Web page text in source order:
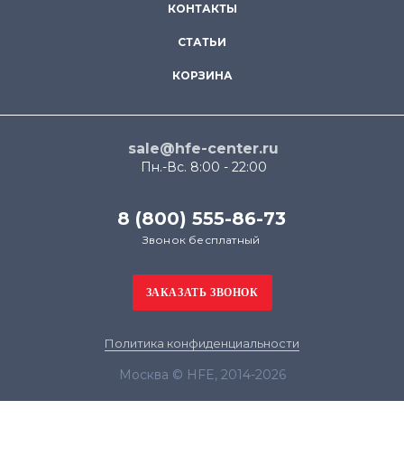
КОНТАКТЫ
СТАТЬИ
КОРЗИНА
sale@hfe-center.ru
Пн.-Вс. 8:00 - 22:00
8 (800) 555-86-73
Звонок бесплатный
Политика конфиденциальности
Москва © HFE, 2014-2026